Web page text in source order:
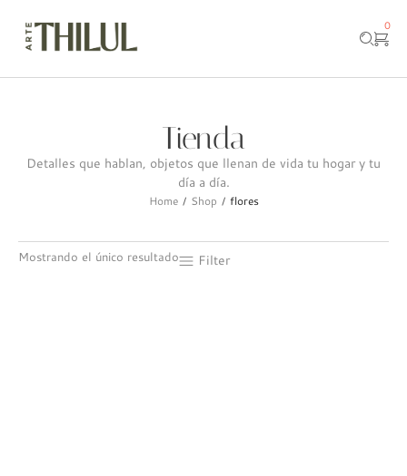
0
Tienda
Detalles que hablan, objetos que llenan de vida tu hogar y tu
día a día.
Home / Shop / flores
Filter
Mostrando el único resultado